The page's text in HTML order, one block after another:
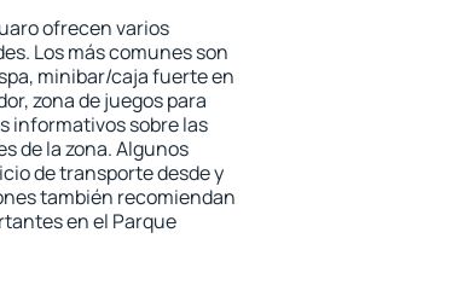
ofrecen varios
Los más comunes son
minibar/caja fuerte en
zona de juegos para
informativos sobre las
de la zona. Algunos
de transporte desde y
también recomiendan
en el Parque